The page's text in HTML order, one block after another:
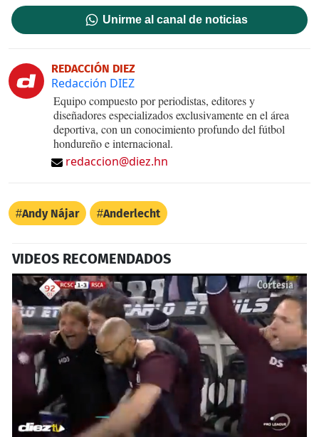
Unirme al canal de noticias
REDACCIÓN DIEZ
Redacción DIEZ
Equipo compuesto por periodistas, editores y
diseñadores especializados exclusivamente en el área
deportiva, con un conocimiento profundo del fútbol
hondureño e internacional.
redaccion@diez.hn
Andy Nájar Anderlecht
VIDEOS RECOMENDADOS